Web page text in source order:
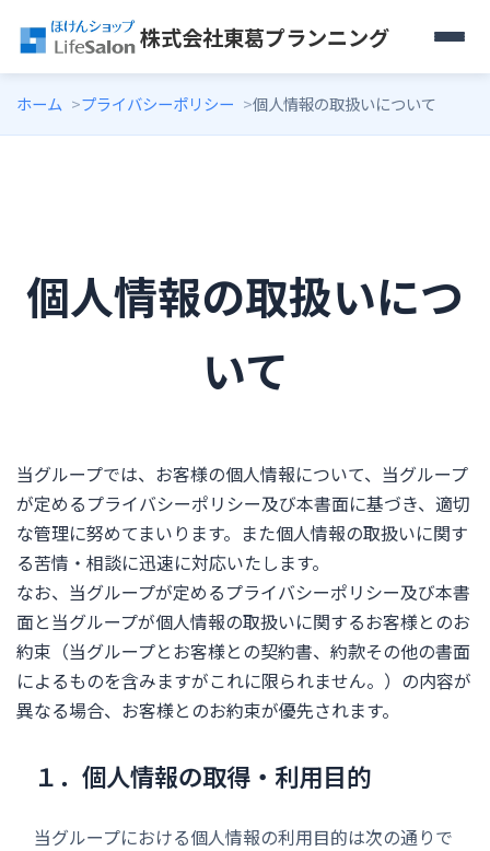
株式会社東葛プランニング
ホーム プライバシーポリシー 個人情報の取扱いについて
個人情報の取扱いにつ
いて
当グループでは、お客様の個人情報について、当グループ
が定めるプライバシーポリシー及び本書面に基づき、適切
な管理に努めてまいります。また個人情報の取扱いに関す
る苦情・相談に迅速に対応いたします。
なお、当グループが定めるプライバシーポリシー及び本書
面と当グループが個人情報の取扱いに関するお客様とのお
約束（当グループとお客様との契約書、約款その他の書面
によるものを含みますがこれに限られません。）の内容が
異なる場合、お客様とのお約束が優先されます。
１．個人情報の取得・利用目的
当グループにおける個人情報の利用目的は次の通りで